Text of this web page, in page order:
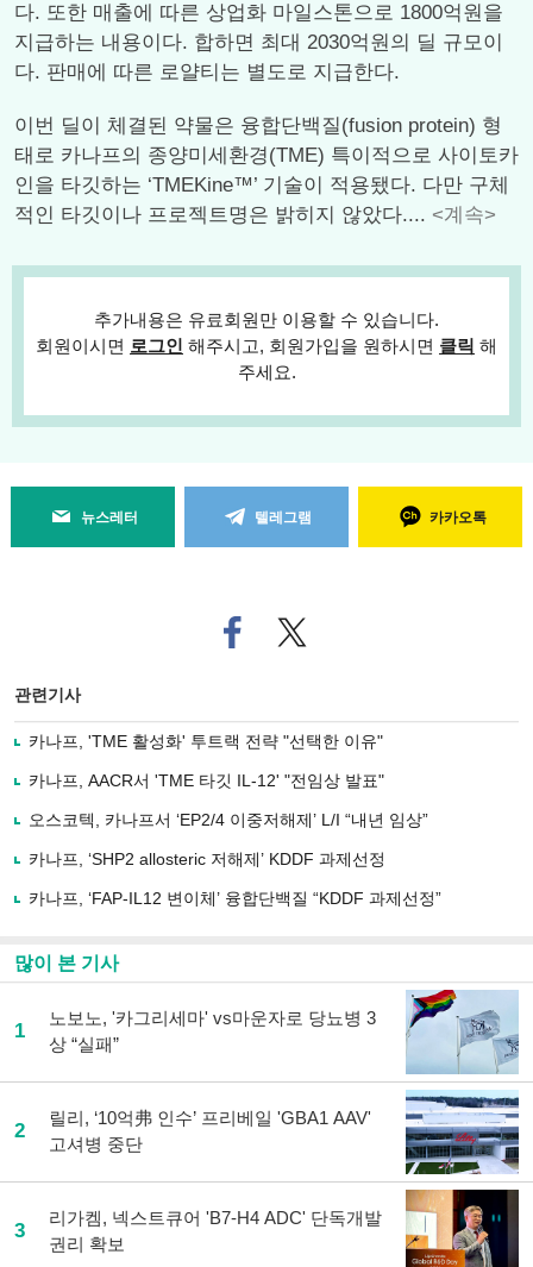
다. 또한 매출에 따른 상업화 마일스톤으로 1800억원을
지급하는 내용이다. 합하면 최대 2030억원의 딜 규모이
다. 판매에 따른 로얄티는 별도로 지급한다.
이번 딜이 체결된 약물은 융합단백질(fusion protein) 형
태로 카나프의 종양미세환경(TME) 특이적으로 사이토카
인을 타깃하는 ‘TMEKine™’ 기술이 적용됐다. 다만 구체
적인 타깃이나 프로젝트명은 밝히지 않았다.... <계속>
추가내용은 유료회원만 이용할 수 있습니다.
회원이시면 로그인 해주시고, 회원가입을 원하시면 클릭 해
주세요.
뉴스레터 텔레그램 카카오톡
페
이
로
기
사
유
기
트위
터로
관련기사
카나프, 'TME 활성화' 투트랙 전략 "선택한 이유"
카나프, AACR서 'TME 타깃 IL-12' "전임상 발표"
오스코텍, 카나프서 ‘EP2/4 이중저해제’ L/I “내년 임상”
카나프, ‘SHP2 allosteric 저해제’ KDDF 과제선정
카나프, ‘FAP-IL12 변이체’ 융합단백질 “KDDF 과제선정”
많이 본 기사
1
노보노, '카그리세마' vs마운자로 당뇨병 3
상 “실패”
2
릴리, ‘10억弗 인수’ 프리베일 'GBA1 AAV'
고셔병 중단
3
리가켐, 넥스트큐어 'B7-H4 ADC' 단독개발
권리 확보